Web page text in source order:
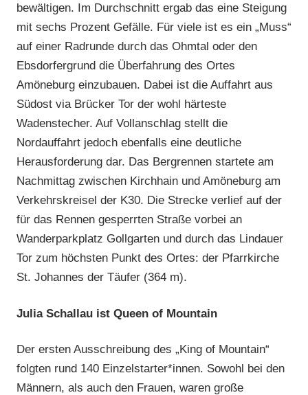
bewältigen. Im Durchschnitt ergab das eine Steigung
mit sechs Prozent Gefälle. Für viele ist es ein „Muss“
auf einer Radrunde durch das Ohmtal oder den
Ebsdorfergrund die Überfahrung des Ortes
Amöneburg einzubauen. Dabei ist die Auffahrt aus
Südost via Brücker Tor der wohl härteste
Wadenstecher. Auf Vollanschlag stellt die
Nordauffahrt jedoch ebenfalls eine deutliche
Herausforderung dar. Das Bergrennen startete am
Nachmittag zwischen Kirchhain und Amöneburg am
Verkehrskreisel der K30. Die Strecke verlief auf der
für das Rennen gesperrten Straße vorbei an
Wanderparkplatz Gollgarten und durch das Lindauer
Tor zum höchsten Punkt des Ortes: der Pfarrkirche
St. Johannes der Täufer (364 m).
Julia Schallau ist Queen of Mountain
Der ersten Ausschreibung des „King of Mountain“
folgten rund 140 Einzelstarter*innen. Sowohl bei den
Männern, als auch den Frauen, waren große